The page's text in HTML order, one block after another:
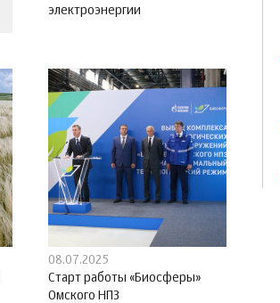
электроэнергии
08.07.2025
Старт работы «Биосферы»
Омского НПЗ